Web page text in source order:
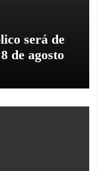
será de
de agosto